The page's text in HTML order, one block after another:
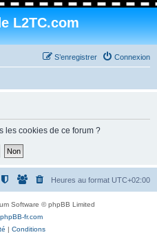
L2TC.com
Connexion
S’enregistrer
les cookies de ce forum ?
Heures au format UTC+02:00
Software © phpBB Limited
phpBB-fr.com
| Conditions